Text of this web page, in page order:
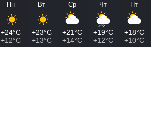
Пн
+24°C
+12°C
Вт
+23°C
+13°C
Ср
+21°C
+14°C
Чт
+19°C
+12°C
Пт
+18°C
+10°C